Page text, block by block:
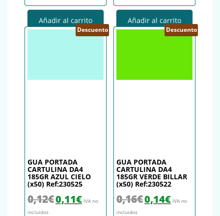
Añadir al carrito Añadir al carrito
Descuento
GUA PORTADA
CARTULINA DA4
185GR AZUL CIELO
(x50) Ref:230525
0,12€ El precio original era: 0,12€.
0,11€El precio actual es: 0,11€.
IVA no
incluidos
Descuento
GUA PORTADA
CARTULINA DA4
185GR VERDE BILLAR
(x50) Ref:230522
0,16€ El precio original era: 0,16€.
0,14€El precio actual
IVA no
incluidos